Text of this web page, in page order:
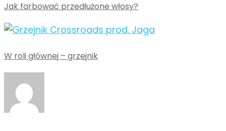
Jak farbować przedłużone włosy?
W roli głównej – grzejnik